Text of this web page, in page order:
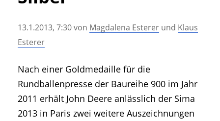
• Messen und Veranstaltungen
• Mitteilung der Redaktion
• Artikel nach Hersteller/Marke
13.1.2013, 7:30von Magdalena Esterer und Klaus
Esterer
Nach einer Goldmedaille für die
Rundballenpresse der Baureihe 900 im Jahr
2011 erhält John Deere anlässlich der Sima
2013 in Paris zwei weitere Auszeichnungen